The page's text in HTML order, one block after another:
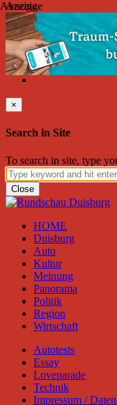
Samstag, August
Friend on
Search
×
Search in Site
To search in site, type
Close
HOME
Duisburg
Auto
Kultur
Meinung
Panorama
Politik
Region
Wirtschaft
Autotests
Essay
Loveparade
Technik
Impressum /
Anzeige
Anzeige